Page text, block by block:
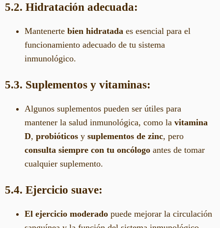
5.2. Hidratación adecuada:
Mantenerte bien hidratada es esencial para el
funcionamiento adecuado de tu sistema
inmunológico.
5.3. Suplementos y vitaminas:
Algunos suplementos pueden ser útiles para
mantener la salud inmunológica, como la vitamina
D, probióticos y suplementos de zinc, pero
consulta siempre con tu oncólogo antes de tomar
cualquier suplemento.
5.4. Ejercicio suave:
El ejercicio moderado puede mejorar la circulación